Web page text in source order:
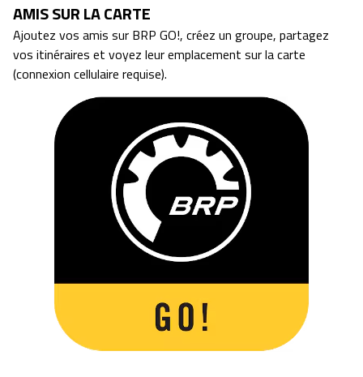
AMIS SUR LA CARTE
Ajoutez vos amis sur BRP GO!, créez un groupe, partagez
vos itinéraires et voyez leur emplacement sur la carte
(connexion cellulaire requise).